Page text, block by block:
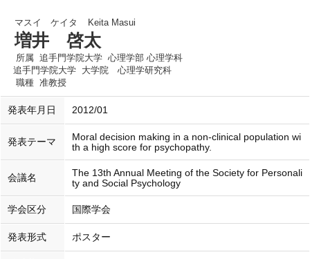
マスイ ケイタ Keita Masui
増井 啓太
所属 追手門学院大学 心理学部 心理学科
追手門学院大学 大学院 心理学研究科
職種 准教授
発表年月日 2012/01
発表テーマ
Moral decision making in a non-clinical population wi
th a high score for psychopathy.
会議名
The 13th Annual Meeting of the Society for Personali
ty and Social Psychology
学会区分 国際学会
発表形式 ポスター